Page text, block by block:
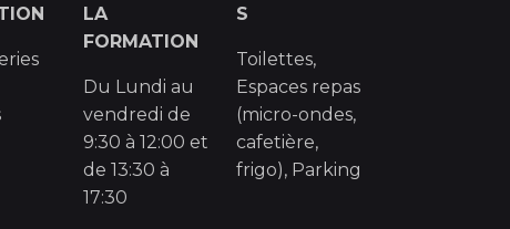
LA
FORMATION
Du Lundi au
vendredi de
9:30 à 12:00 et
de 13:30 à
17:30
S
Toilettes,
Espaces repas
(micro-ondes,
cafetière,
frigo), Parking